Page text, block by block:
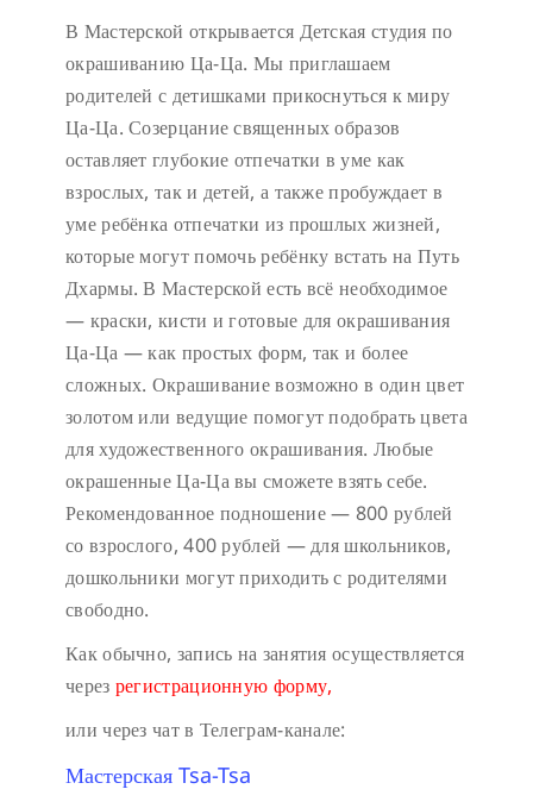
В Мастерской открывается Детская студия по
окрашиванию Ца-Ца. Мы приглашаем
родителей с детишками прикоснуться к миру
Ца-Ца. Созерцание священных образов
оставляет глубокие отпечатки в уме как
взрослых, так и детей, а также пробуждает в
уме ребёнка отпечатки из прошлых жизней,
которые могут помочь ребёнку встать на Путь
Дхармы. В Мастерской есть всё необходимое
— краски, кисти и готовые для окрашивания
Ца-Ца — как простых форм, так и более
сложных. Окрашивание возможно в один цвет
золотом или ведущие помогут подобрать цвета
для художественного окрашивания. Любые
окрашенные Ца-Ца вы сможете взять себе.
Рекомендованное подношение — 800 рублей
со взрослого, 400 рублей — для школьников,
дошкольники могут приходить с родителями
свободно.
Как обычно, запись на занятия осуществляется
через регистрационную форму,
или через чат в Телеграм-канале:
Мастерская Tsa-Tsa